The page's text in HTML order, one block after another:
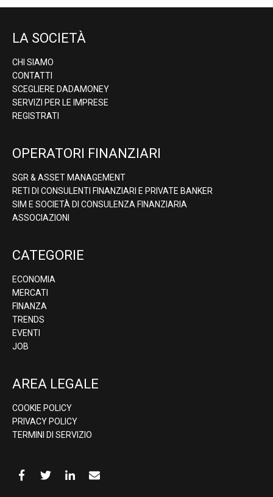
LA SOCIETÀ
CHI SIAMO
CONTATTI
SCEGLIERE DADAMONEY
SERVIZI PER LE IMPRESE
REGISTRATI
OPERATORI FINANZIARI
SGR & ASSET MANAGEMENT
RETI DI CONSULENTI FINANZIARI E PRIVATE BANKER
SIM E SOCIETÀ DI CONSULENZA FINANZIARIA
ASSOCIAZIONI
CATEGORIE
ECONOMIA
MERCATI
FINANZA
TRENDS
EVENTI
JOB
AREA LEGALE
COOKIE POLICY
PRIVACY POLICY
TERMINI DI SERVIZIO